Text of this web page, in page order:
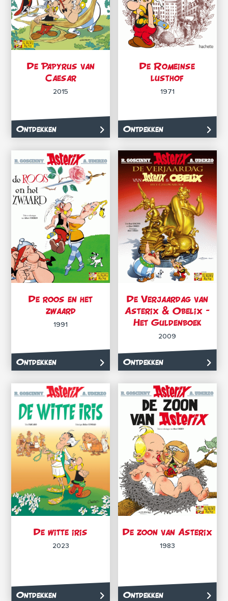
De Papyrus van
Caesar
2015
Ontdekken
De Romeinse
lusthof
1971
Ontdekken
De roos en het
zwaard
1991
Ontdekken
De Verjaardag van
Asterix & Obelix –
Het Guldenboek
2009
Ontdekken
De witte iris
2023
Ontdekken
De zoon van Asterix
1983
Ontdekken